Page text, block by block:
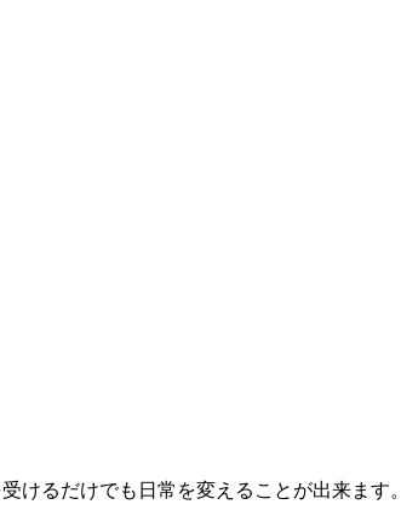
けるだけでも日常を変えることが出来ます。